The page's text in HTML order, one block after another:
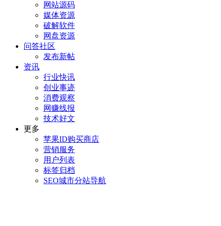
网站源码
媒体资源
破解软件
网盘资源
问答社区
发布新帖
资讯
行业快讯
创业事迹
消费观察
网赚线报
技术好文
更多
苹果ID购买商店
营销服务
用户列表
标签归档
SEO城市分站导航